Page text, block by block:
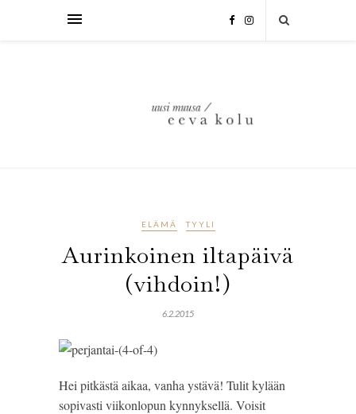
ELÄMÄ TYYLI
Aurinkoinen iltapäivä
(vihdoin!)
6.2.2015
Hei pitkästä aikaa, vanha ystävä! Tulit kylään
sopivasti viikonlopun kynnyksellä. Voisit